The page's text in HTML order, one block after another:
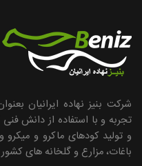
شرکت بنیز نهاده ایرانیان
تجربه و با استفاده از دانش
و تولید کودهای ماکرو و
باغات، مزارع و گلخانه های